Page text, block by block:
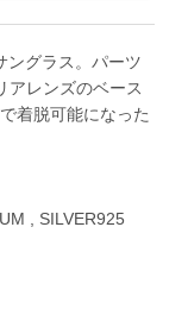
ングラス。パーツ
アレンズのベース
着脱可能になった
, SILVER925